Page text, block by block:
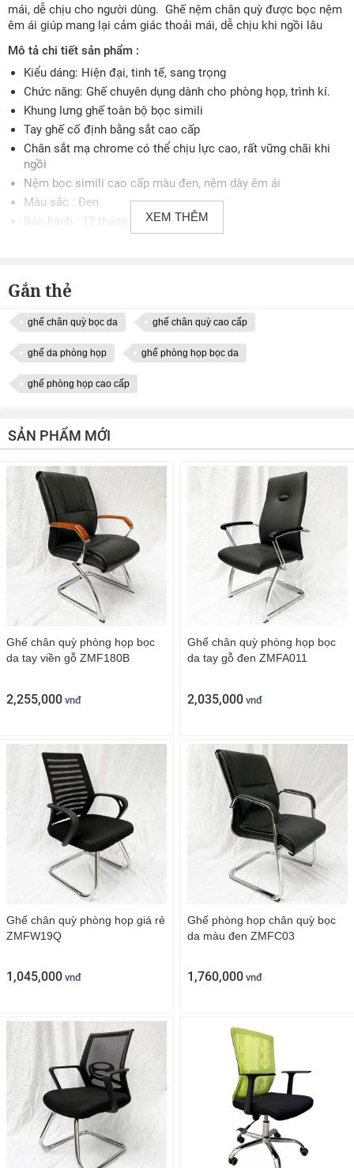
mái, dễ chịu cho người dùng. Ghế nệm chân quỳ được bọc nệm
êm ái giúp mang lại cảm giác thoải mái, dễ chịu khi ngồi lâu
Mô tả chi tiết sản phẩm :
Kiểu dáng: Hiện đại, tinh tế, sang trọng
Chức năng: Ghế chuyên dụng dành cho phòng họp, trình kí.
Khung lưng ghế toàn bộ bọc simili
Tay ghế cố định bằng sắt cao cấp
Chân sắt mạ chrome có thể chịu lực cao, rất vững chãi khi
ngồi
Nệm bọc simili cao cấp màu đen, nệm dày êm ái
Màu sắc : Đen
Bảo hành : 12 tháng
XEM THÊM
Gắn thẻ
ghế chân quỳ bọc da ghế chân quỳ cao cấp
ghế da phòng họp ghế phòng họp bọc da
ghế phòng họp cao cấp
SẢN PHẨM MỚI
Ghế chân quỳ phòng họp bọc
da tay viền gỗ ZMF180B
2,255,000 vnđ
Ghế chân quỳ phòng họp bọc
da tay gỗ đen ZMFA011
2,035,000 vnđ
Ghế chân quỳ phòng họp giá rẻ
ZMFW19Q
1,045,000 vnđ
Ghế phòng họp chân quỳ bọc
da màu đen ZMFC03
1,760,000 vnđ